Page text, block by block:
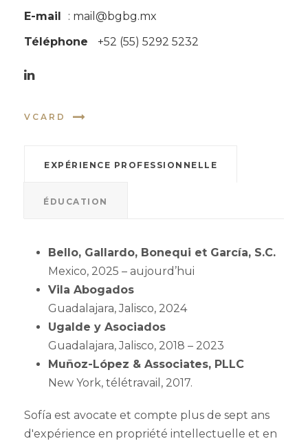
E-mail
: mail@bgbg.mx
Téléphone
+52 (55) 5292 5232
VCARD
EXPÉRIENCE PROFESSIONNELLE
ÉDUCATION
Bello, Gallardo, Bonequi et García, S.C.
Mexico, 2025 – aujourd’hui
Vila Abogados
Guadalajara, Jalisco, 2024
Ugalde y Asociados
Guadalajara, Jalisco, 2018 – 2023
Muñoz-López & Associates, PLLC
New York, télétravail, 2017.
Sofía est avocate et compte plus de sept ans
d'expérience en propriété intellectuelle et en